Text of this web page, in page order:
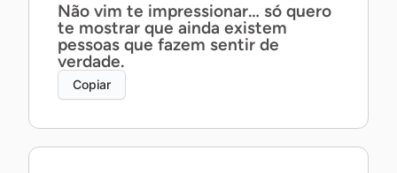
Não vim te impressionar… só quero
te mostrar que ainda existem
pessoas que fazem sentir de
verdade.
Copiar